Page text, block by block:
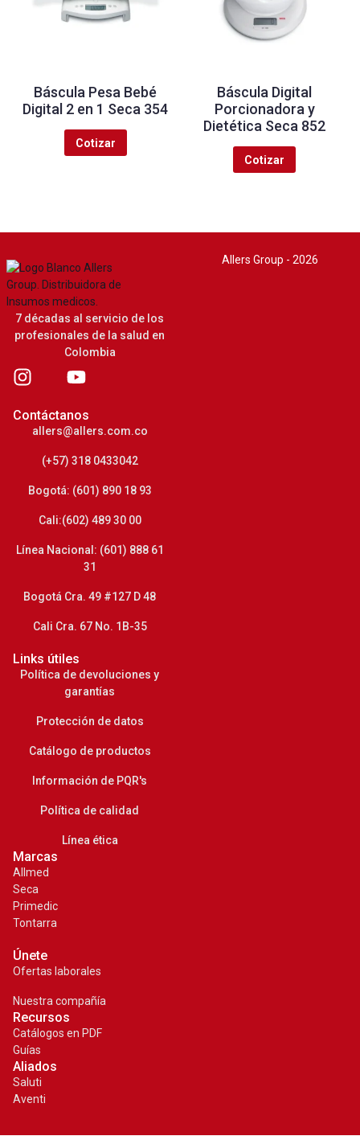
Báscula Pesa Bebé
Digital 2 en 1 Seca 354
Cotizar
Báscula Digital
Porcionadora y
Dietética Seca 852
Cotizar
7 décadas al servicio de los
profesionales de la salud en
Colombia
Contáctanos
allers@allers.com.co
(+57) 318 0433042
Bogotá: (601) 890 18 93
Cali:(602) 489 30 00
Línea Nacional: (601) 888 61
31
Bogotá Cra. 49 #127 D 48
Cali Cra. 67 No. 1B-35
Links útiles
Política de devoluciones y
garantías
Protección de datos
Catálogo de productos
Información de PQR's
Política de calidad
Línea ética
Marcas
Allmed
Seca
Primedic
Tontarra
Únete
Ofertas laborales
Nuestra compañía
Recursos
Catálogos en PDF
Guías
Aliados
Saluti
Aventi
Allers Group - 2026